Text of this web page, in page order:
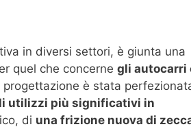
in diversi settori, è giunta una
quel che concerne gli autocarri
progettazione è stata
utilizzi più significativi in
di una frizione nuova di